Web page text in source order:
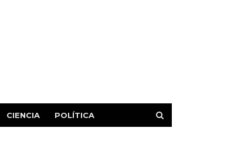
CIENCIA POLÍTICA